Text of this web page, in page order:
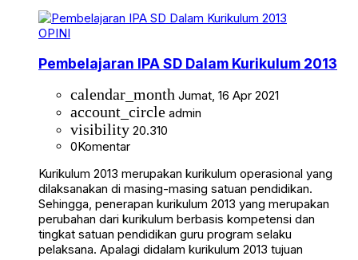
OPINI
Pembelajaran IPA SD Dalam Kurikulum 2013
calendar_month Jumat, 16 Apr 2021
account_circle admin
visibility 20.310
0Komentar
Kurikulum 2013 merupakan kurikulum operasional yang
dilaksanakan di masing-masing satuan pendidikan.
Sehingga, penerapan kurikulum 2013 yang merupakan
perubahan dari kurikulum berbasis kompetensi dan
tingkat satuan pendidikan guru program selaku
pelaksana. Apalagi didalam kurikulum 2013 tujuan